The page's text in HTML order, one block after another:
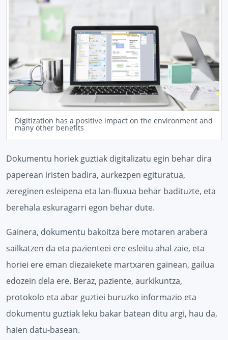
Digitization has a positive impact on the environment and
many other benefits
Dokumentu horiek guztiak digitalizatu egin behar dira
paperean iristen badira, aurkezpen egituratua,
zereginen esleipena eta lan-fluxua behar badituzte, eta
berehala eskuragarri egon behar dute.
Gainera, dokumentu bakoitza bere motaren arabera
sailkatzen da eta pazienteei ere esleitu ahal zaie, eta
horiei ere eman diezaiekete martxaren gainean, gailua
edozein dela ere. Beraz, paziente, aurkikuntza,
protokolo eta abar guztiei buruzko informazio eta
dokumentu guztiak leku bakar batean ditu argi, hau da,
haien datu-basean.